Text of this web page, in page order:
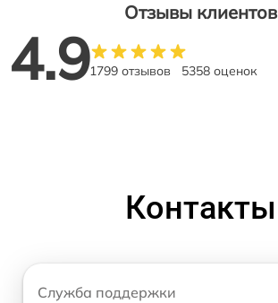
Отзывы клиентов
4.91799 отзывов 5358 оценок
Контакты
Служба поддержки